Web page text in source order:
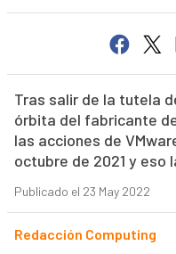
Tras salir de la tutela
órbita del fabricante
las acciones de
octubre de 2021 y eso
Publicado el 23 May 2022
Redacción Computing